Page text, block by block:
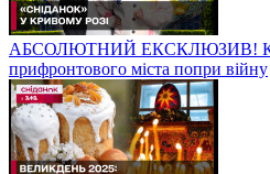
АБСОЛЮТНИЙ ЕКСКЛЮЗИВ!
прифронтового міста попри війну